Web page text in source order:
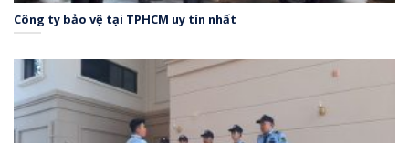
Công ty bảo vệ tại TPHCM uy tín nhất